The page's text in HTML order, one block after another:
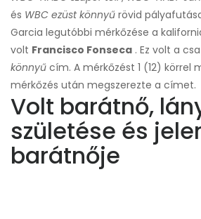
és WBC ezüst könnyű rövid
Garcia legutóbbi mérkőzése a
volt Francisco Fonseca . Ez volt a
könnyű cím. A mérkőzést 1 (12) körrel
mérkőzés után megszerezte a címet.
Volt barátnő,
születése és
barátnője